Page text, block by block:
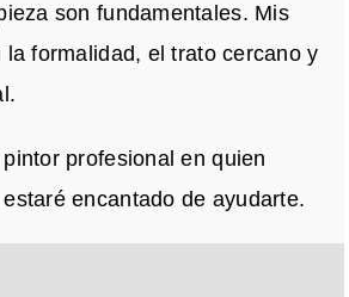
son fundamentales. Mis
la formalidad, el trato cercano y
profesional en quien
encantado de ayudarte.